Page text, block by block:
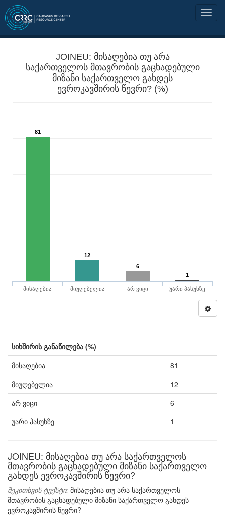
JOINEU: მისაღებია თუ არა
საქართველოს მთავრობის გაცხადებული
მიზანი საქართველო გახდეს
ევროკავშირის წევრი? (%)
81
12
6
1
მისაღებია მიუღებელია არ ვიცი უარი პასუხზე
სიხშირის განაწილება (%)
მისაღებია
81
მიუღებელია
12
არ ვიცი
6
უარი პასუხზე
1
JOINEU: მისაღებია თუ არა საქართველოს
მთავრობის გაცხადებული მიზანი საქართველო
გახდეს ევროკავშირის წევრი?
შეკითხვის ტექსტი: მისაღებია თუ არა საქართველოს
მთავრობის გაცხადებული მიზანი საქართველო გახდეს
ევროკავშირის წევრი?